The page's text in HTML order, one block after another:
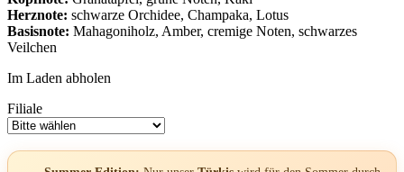
Herznote: schwarze Orchidee, Champaka, Lotus
Basisnote: Mahagoniholz, Amber, cremige Noten, schwarzes
Veilchen
Im Laden abholen
Filiale